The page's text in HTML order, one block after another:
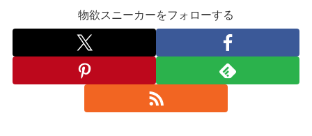
物欲スニーカーをフォローする